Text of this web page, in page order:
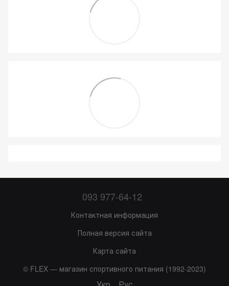
093 977-64-12
Контактная информация
Полная версия сайта
Карта сайта
© FLEX — магазин спортивного питания (1992-2023)